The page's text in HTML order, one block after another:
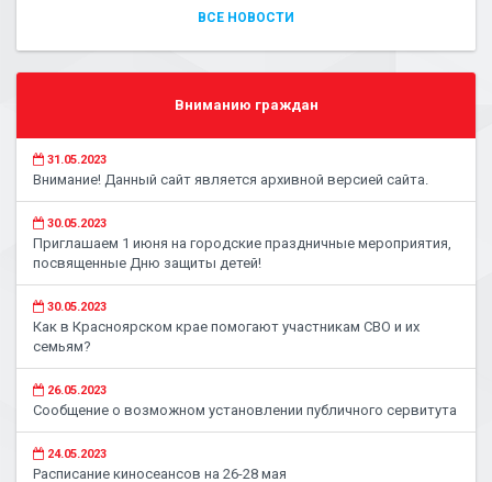
ВСЕ НОВОСТИ
Вниманию граждан
31.05.2023
Внимание! Данный сайт является архивной версией сайта.
30.05.2023
Приглашаем 1 июня на городские праздничные мероприятия,
посвященные Дню защиты детей!
30.05.2023
Как в Красноярском крае помогают участникам СВО и их
семьям?
26.05.2023
Сообщение о возможном установлении публичного сервитута
24.05.2023
Расписание киносеансов на 26-28 мая